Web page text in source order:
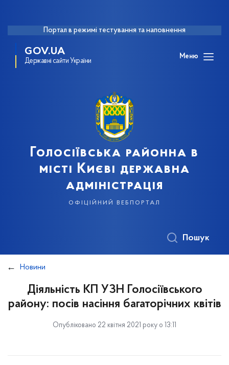
Портал в режимі тестування та наповнення
GOV.UA
Державні сайти України
Меню
Голосіївська районна в
місті Києві державна
адміністрація
офіційний вебпортал
Пошук
Новини
Діяльність КП УЗН Голосіївського
району: посів насіння багаторічних квітів
Опубліковано 22 квітня 2021 року о 13:11